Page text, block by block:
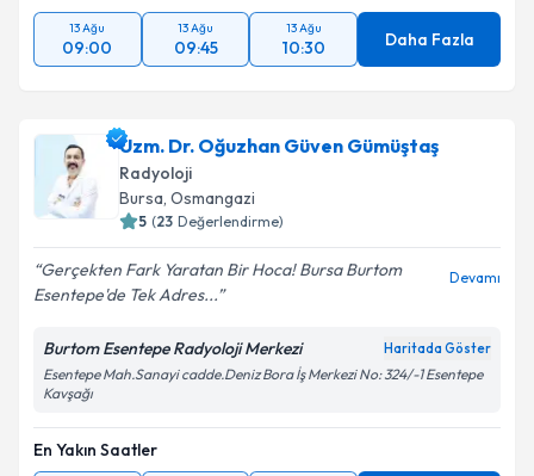
13 Ağu
09:00
13 Ağu
09:45
13 Ağu
10:30 Daha Fazla
Uzm. Dr. Oğuzhan Güven Gümüştaş
Radyoloji
Bursa, Osmangazi
5 (23 Değerlendirme)
Gerçekten Fark Yaratan Bir Hoca! Bursa Burtom
Esentepe'de Tek Adres...
Devamı
Burtom Esentepe Radyoloji Merkezi Haritada Göster
Esentepe Mah.Sanayi cadde.Deniz Bora İş Merkezi No: 324/-1 Esentepe
Kavşağı
En Yakın Saatler